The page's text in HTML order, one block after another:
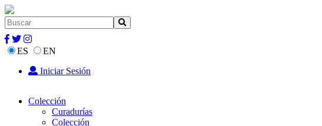
ES
EN
Iniciar Sesión
Colección
Curadurías
Colección